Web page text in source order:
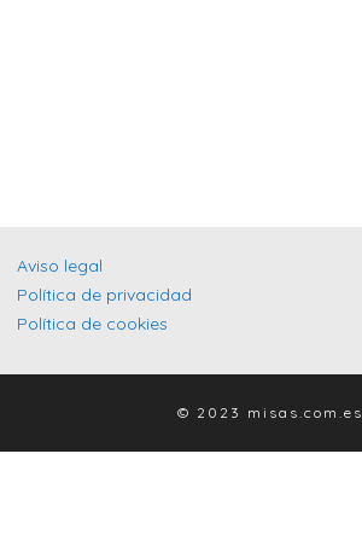
Aviso legal
Política de privacidad
Política de cookies
© 2023 misas.com.es